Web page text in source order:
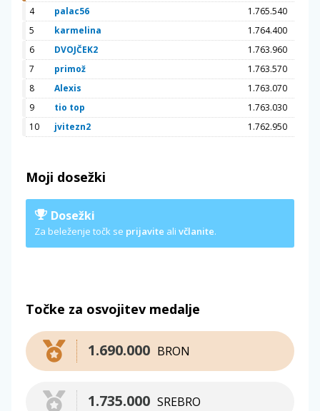
4
palac56
1.765.540
5
karmelina
1.764.400
6
DVOJČEK2
1.763.960
7
primož
1.763.570
8
Alexis
1.763.070
9
tio top
1.763.030
10
jvitezn2 1.762.950
Moji dosežki
Dosežki
Za beleženje točk se prijavite ali včlanite.
Točke za osvojitev medalje
BRON
1.690.000
SREBRO
1.735.000